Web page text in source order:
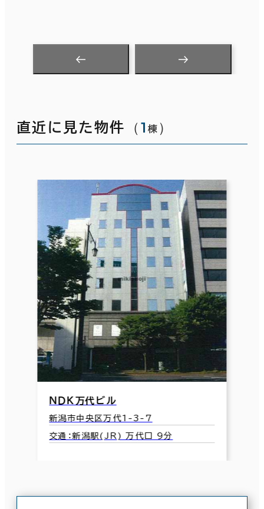
直近に見た物件 （1 棟 ）
ＮＤＫ万代ビル
新潟市中央区万代1-3-7
交通：新潟駅(JR) 万代口 9分